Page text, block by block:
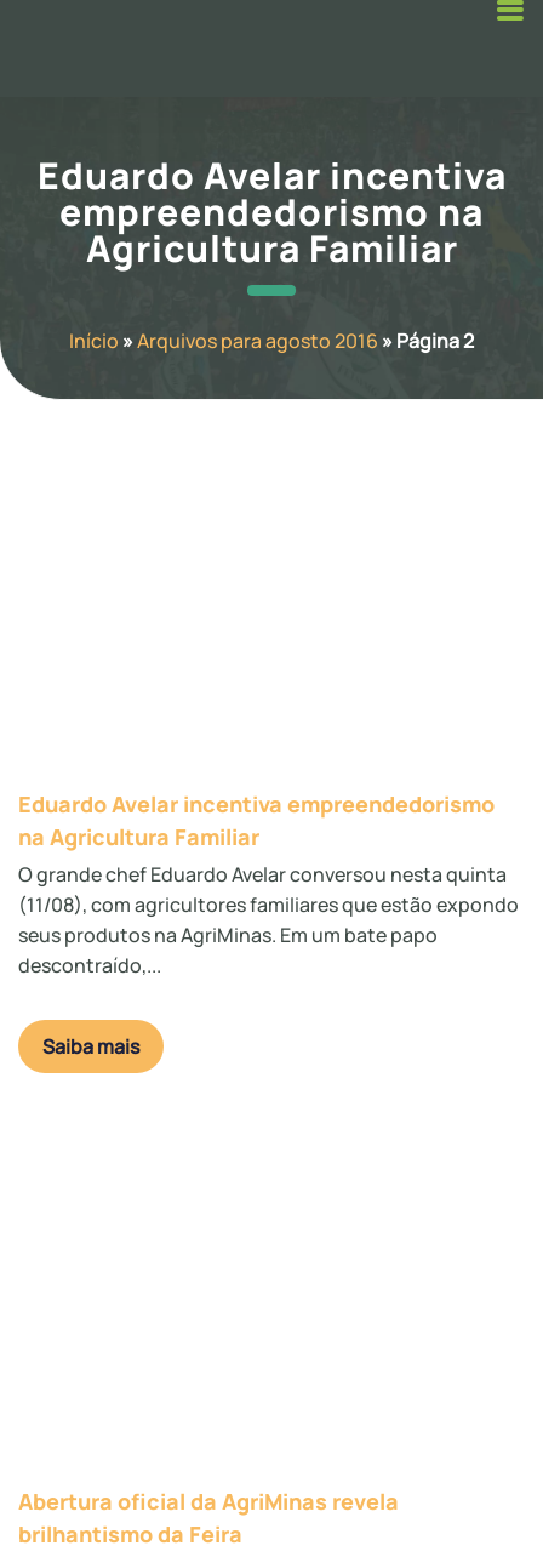
Eduardo Avelar incentiva
empreendedorismo na
Agricultura Familiar
Início »Arquivos para agosto 2016 »Página 2
Eduardo Avelar incentiva empreendedorismo
na Agricultura Familiar
O grande chef Eduardo Avelar conversou nesta quinta
(11/08), com agricultores familiares que estão expondo
seus produtos na AgriMinas. Em um bate papo
descontraído,...
Saiba mais
Abertura oficial da AgriMinas revela
brilhantismo da Feira